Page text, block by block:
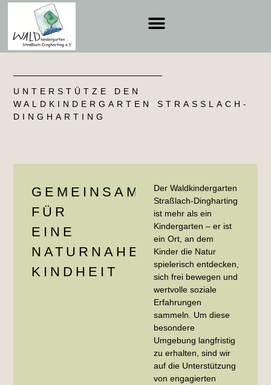
UNTERSTÜTZE DEN
WALDKINDERGARTEN STRASSLACH-D
INGHARTING
GEMEINSAM
FÜR
EINE
NATURNAHE
KINDHEIT
Der Waldkindergarten
Straßlach-Dingharting
ist mehr als ein
Kindergarten – er ist
ein Ort, an dem
Kinder die Natur
spielerisch entdecken,
sich frei bewegen und
wertvolle soziale
Erfahrungen
sammeln. Um diese
besondere
Umgebung langfristig
zu erhalten, sind wir
auf die Unterstützung
von engagierten